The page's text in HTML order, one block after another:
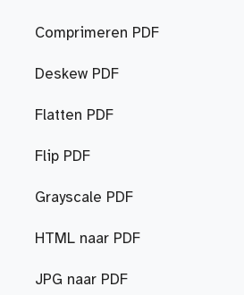
Comprimeren PDF
Deskew PDF
Flatten PDF
Flip PDF
Grayscale PDF
HTML naar PDF
JPG naar PDF